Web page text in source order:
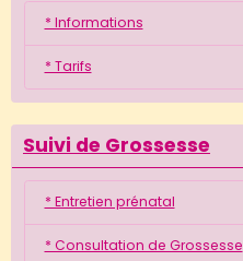
* Informations
* Tarifs
Suivi de Grossesse
* Entretien prénatal
* Consultation de Grossesse